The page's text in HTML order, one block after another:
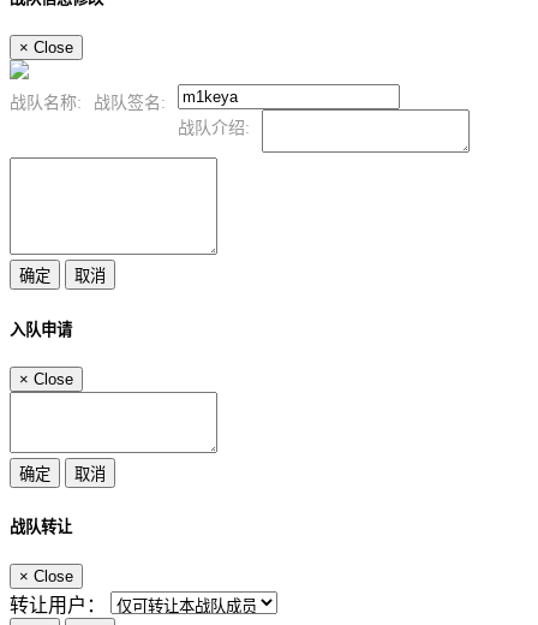
× Close
战队名称:
战队签名:
战队介绍:
入队申请
× Close
战队转让
× Close
转让用户：